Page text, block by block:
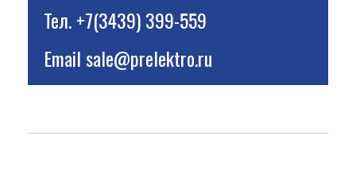
Тел.+7(3439) 399-559
Emailsale@prelektro.ru